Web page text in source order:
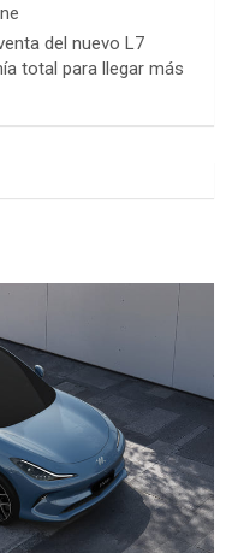
del nuevo L7
total para llegar más